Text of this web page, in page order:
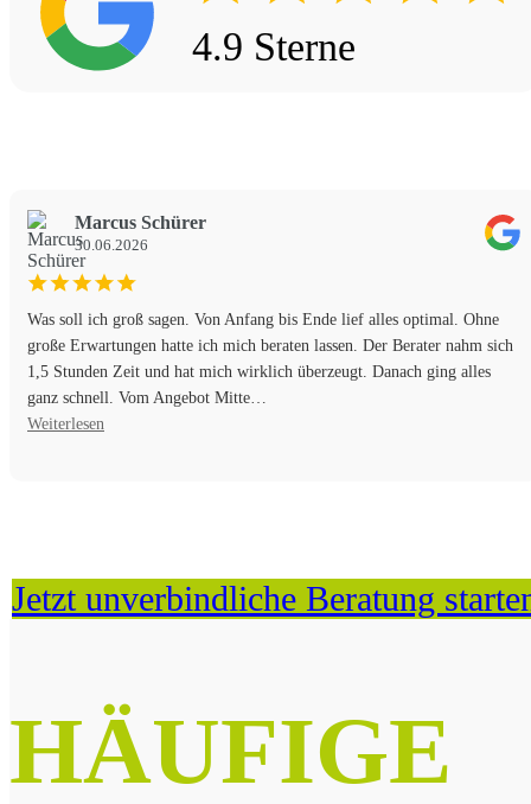
4.9 Sterne
Marcus Schürer
30.06.2026
Was soll ich groß sagen. Von Anfang bis Ende lief alles optimal. Ohne
große Erwartungen hatte ich mich beraten lassen. Der Berater nahm sich
1,5 Stunden Zeit und hat mich wirklich überzeugt. Danach ging alles
ganz schnell. Vom Angebot Mitte…
Weiterlesen
Jetzt unverbindliche Beratung
HÄUFIGE